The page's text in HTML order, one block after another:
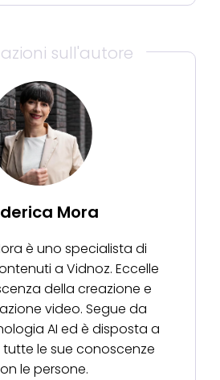
sull'autore
Mora
è uno specialista di
a Vidnoz. Eccelle
della creazione e
video. Segue da
AI ed è disposta a
le sue conoscenze
le persone.